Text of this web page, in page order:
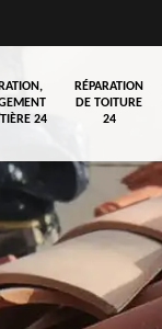
24
RÉPARATION
DE TOITURE
24